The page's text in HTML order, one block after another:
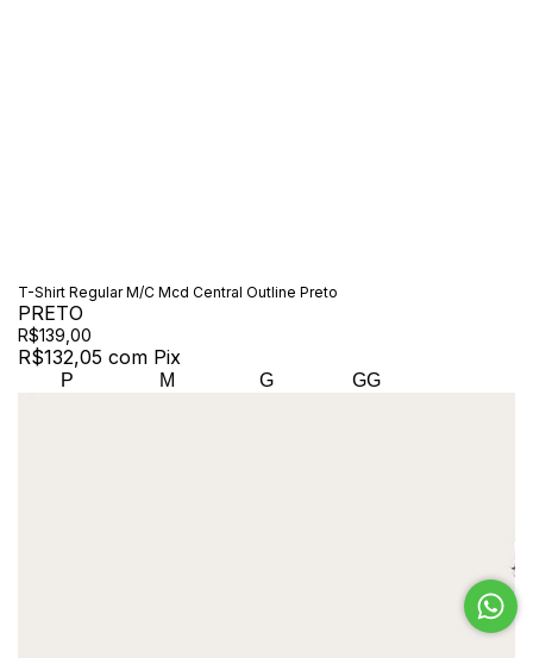
T-Shirt Regular M/C Mcd Central Outline Preto
PRETO
R$139,00
R$132,05 com Pix
P M G GG